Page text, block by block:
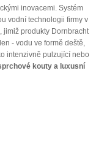
inovacemi. Systém
vodní technologii firmy v
jimiž produkty Dornbracht
- vodu ve formě deště,
intenzivně pulzující nebo
kouty a luxusní